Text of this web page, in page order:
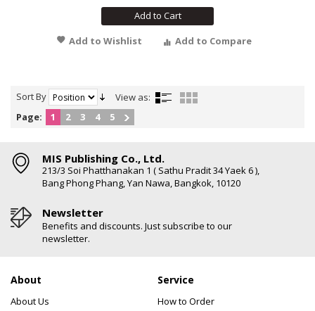
Add to Cart
Add to Wishlist
Add to Compare
Sort By
View as:
Page:
1 2 3 4 5
MIS Publishing Co., Ltd.
213/3 Soi Phatthanakan 1 ( Sathu Pradit 34 Yaek 6 ),
Bang Phong Phang, Yan Nawa, Bangkok, 10120
Newsletter
Benefits and discounts. Just subscribe to our
newsletter.
About
About Us
Service
How to Order